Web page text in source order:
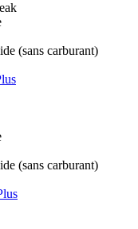
(sans carburant)
(sans carburant)